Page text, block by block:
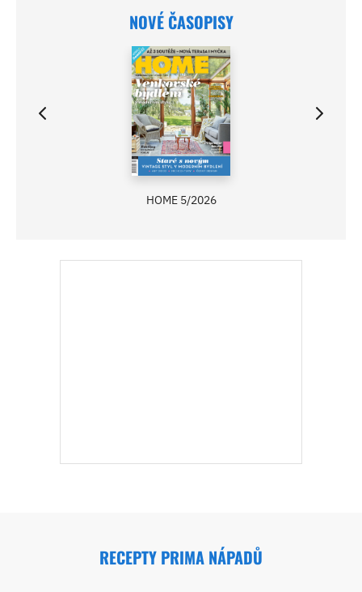
NOVÉ ČASOPISY
HOME 5/2026
RECEPTY PRIMA NÁPADŮ